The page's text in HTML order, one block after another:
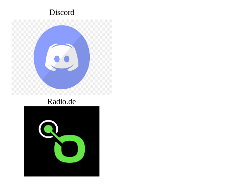
Discord
Radio.de